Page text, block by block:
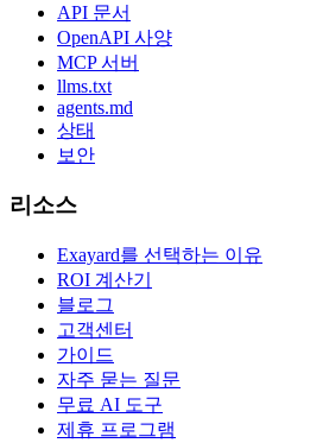
API 문서
OpenAPI 사양
MCP 서버
llms.txt
agents.md
상태
보안
리소스
Exayard를 선택하는 이유
ROI 계산기
블로그
고객센터
가이드
자주 묻는 질문
무료 AI 도구
제휴 프로그램